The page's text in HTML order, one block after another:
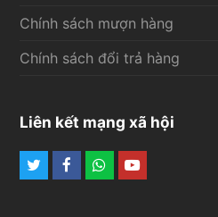
Chính sách mượn hàng
Chính sách đổi trả hàng
Liên kết mạng xã hội
TwitterFacebook
Whatsapp
Youtube